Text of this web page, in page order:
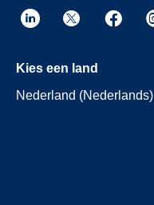
Kies een land
Nederland (Nederlands)